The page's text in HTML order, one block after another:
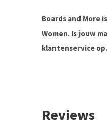
Boards and More
Women. Is jouw
klantenservice op.
Reviews